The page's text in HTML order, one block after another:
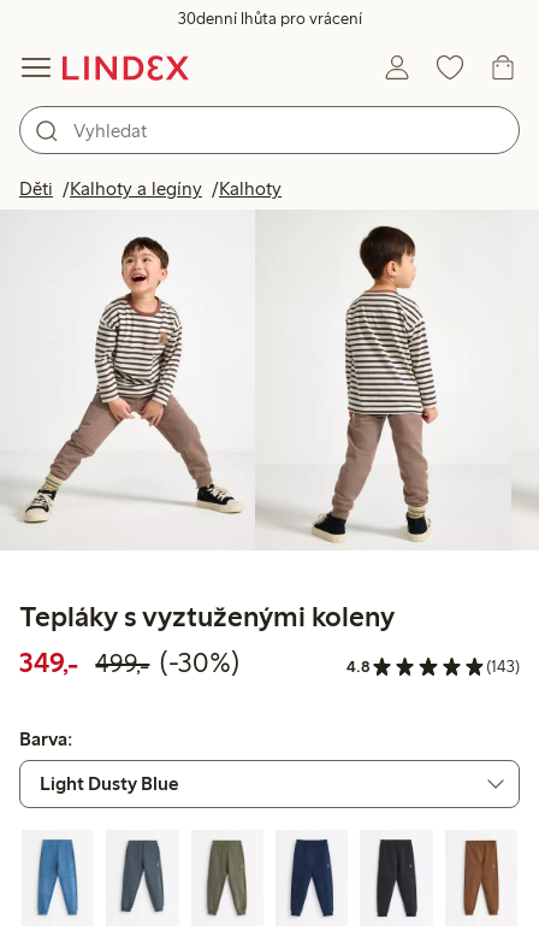
30denní lhůta pro vrácení
Děti Kalhoty a legíny Kalhoty
Tepláky s vyztuženými koleny
349,- Snížená cena: 349,00 Kč
499,-Běžná cena: 499,00 Kč
30% sleva
(-30%) 4.8 (143)
Barva: